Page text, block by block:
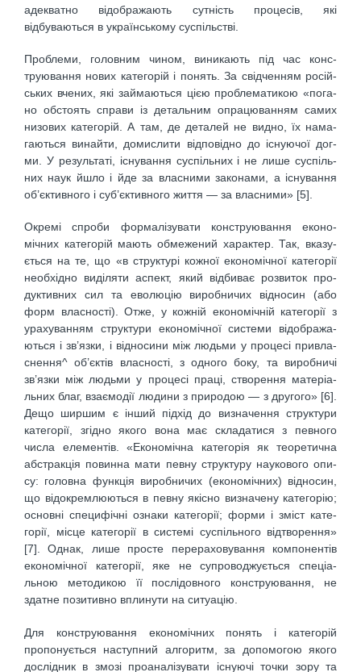
адекватно відображають сутність процесів, які
відбуваються в українському суспільстві.
Проблеми, головним чином, виникають під час конс-
труювання нових категорій і понять. За свідченням росій-
ських вчених, які займаються цією проблематикою «пога-
но обстоять справи із детальним опрацюванням самих
низових категорій. А там, де деталей не видно, їх нама-
гаються винайти, домислити відповідно до існуючої дог-
ми. У результаті, існування суспільних і не лише суспіль-
них наук йшло і йде за власними законами, а існування
об’єктивного і суб’єктивного життя — за власними» [5].
Окремі спроби формалізувати конструювання еконо-
мічних категорій мають обмежений характер. Так, вказу-
ється на те, що «в структурі кожної економічної категорії
необхідно виділяти аспект, який відбиває розвиток про-
дуктивних сил та еволюцію виробничих відносин (або
форм власності). Отже, у кожній економічній категорії з
урахуванням структури економічної системи відобража-
ються і зв’язки, і відносини між людьми у процесі привла-
снення^ об’єктів власності, з одного боку, та виробничі
зв’язки між людьми у процесі праці, створення матеріа-
льних благ, взаємодії людини з природою — з другого» [6].
Дещо ширшим є інший підхід до визначення структури
категорії, згідно якого вона має складатися з певного
числа елементів. «Економічна категорія як теоретична
абстракція повинна мати певну структуру наукового опи-
су: головна функція виробничих (економічних) відносин,
що відокремлюються в певну якісно визначену категорію;
основні специфічні ознаки категорії; форми і зміст кате-
горії, місце категорії в системі суспільного відтворення»
[7]. Однак, лише просте перераховування компонентів
економічної категорії, яке не супроводжується спеціа-
льною методикою її послідовного конструювання, не
здатне позитивно вплинути на ситуацію.
Для конструювання економічних понять і категорій
пропонується наступний алгоритм, за допомогою якого
дослідник в змозі проаналізувати існуючі точки зору та